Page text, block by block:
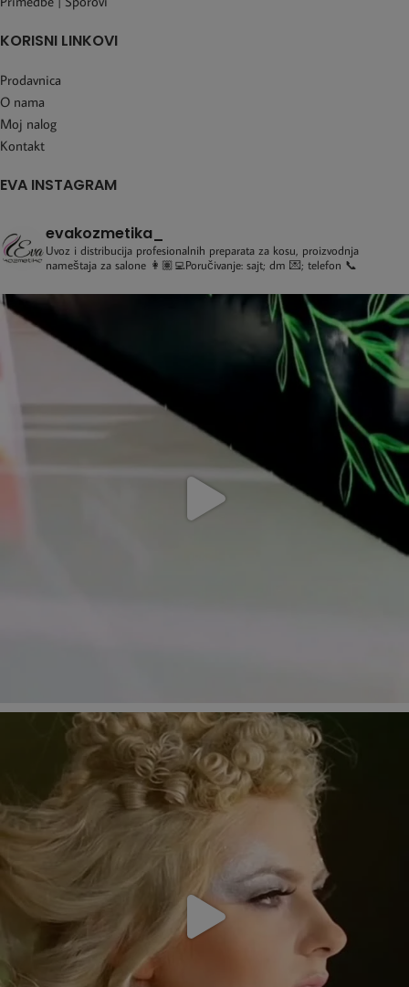
KORISNI LINKOVI
Prodavnica
O nama
Moj nalog
Kontakt
EVA INSTAGRAM
evakozmetika_
Uvoz i distribucija profesionalnih preparata za kosu, proizvodnja
nameštaja za salone 👩🏽‍💻Poručivanje: sajt; dm 💌; telefon 📞